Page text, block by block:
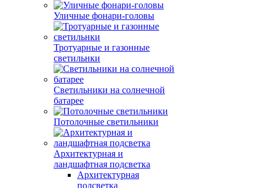
Уличные фонари-головы
Тротуарные и газонные
светильнки
Светильники на солнечной
батарее
Потолочные светильники
Архитектурная и
ландшафтная подсветка
Архитектурная
подсветка